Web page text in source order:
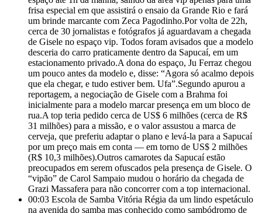
frisa especial em que assistirá o ensaio da Grande Rio e fará
um brinde marcante com Zeca Pagodinho.Por volta de 22h,
cerca de 30 jornalistas e fotógrafos já aguardavam a chegada
de Gisele no espaço vip. Todos foram avisados que a modelo
desceria do carro praticamente dentro da Sapucaí, em um
estacionamento privado.A dona do espaço, Ju Ferraz chegou
um pouco antes da modelo e, disse: “Agora só acalmo depois
que ela chegar, e tudo estiver bem. Ufa”.Segundo apurou a
reportagem, a negociação de Gisele com a Brahma foi
inicialmente para a modelo marcar presença em um bloco de
rua.A top teria pedido cerca de US$ 6 milhões (cerca de R$
31 milhões) para a missão, e o valor assustou a marca de
cerveja, que preferiu adaptar o plano e levá-la para a Sapucaí
por um preço mais em conta — em torno de US$ 2 milhões
(R$ 10,3 milhões).Outros camarotes da Sapucaí estão
preocupados em serem ofuscados pela presença de Gisele. O
“vipão” de Carol Sampaio mudou o horário da chegada de
Grazi Massafera para não concorrer com a top internacional.
00:03 Escola de Samba Vitória Régia da um lindo espetáculo
na avenida do samba mas conhecido como sambódromo de